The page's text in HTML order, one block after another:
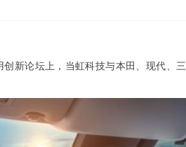
创新论坛上，当虹科技与本田、现代、三